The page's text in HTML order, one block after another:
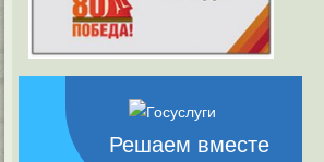
Решаем вместе